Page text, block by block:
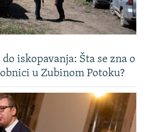
iskopavanja: Šta se zna o
u Zubinom Potoku?